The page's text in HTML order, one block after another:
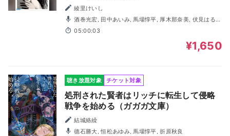
綾里けいし
酒巻光宏, 田中あいみ, 馬場惇平, 厚木那奈美, 伏見はる
香, 折原秋良, 小川華果
05:00:03
¥1,650
聴き放題対象 チケット対象
処刑された賢者はリッチに転生して侵略
戦争を始める（ガガガ文庫）
結城絡繰
德石勝大, 恒松あゆみ, 馬場惇平, 折原秋良